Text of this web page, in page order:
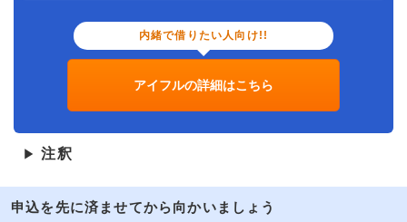
内緒で借りたい人向け!!
アイフルの詳細はこちら
▶ 注釈
申込を先に済ませてから向かいましょう